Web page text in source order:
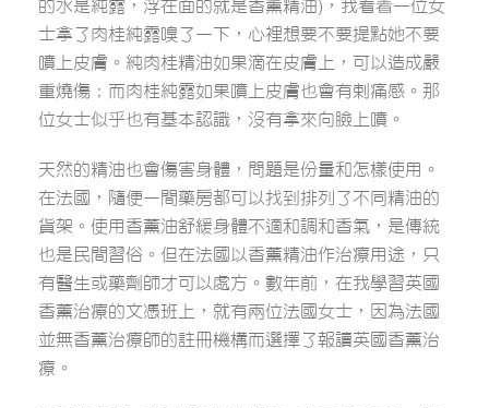
的水是純露，浮在面的就是香薰精油)，我看着一位女
士拿了肉桂純露嗅了一下，心裡想要不要提點她不要
噴上皮膚。純肉桂精油如果滴在皮膚上，可以造成嚴
重燒傷；而肉桂純露如果噴上皮膚也會有剌痛感。那
位女士似乎也有基本認識，沒有拿來向臉上噴。
天然的精油也會傷害身體，問題是份量和怎樣使用。
在法國，隨便一間藥房都可以找到排列了不同精油的
貨架。使用香薰油舒緩身體不適和調和香氣，是傳統
也是民間習俗。但在法國以香薰精油作治療用途，只
有醫生或藥劑師才可以處方。數年前，在我學習英國
香薰治療的文憑班上，就有兩位法國女士，因為法國
並無香薰治療師的註冊機構而選擇了報讀英國香薰治
療。